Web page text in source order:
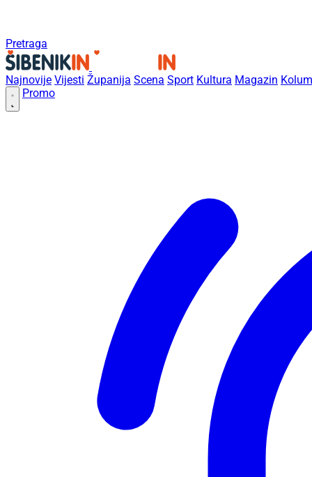
Pretraga
Najnovije Vijesti Županija Scena Sport Kultura Magazin
Promo